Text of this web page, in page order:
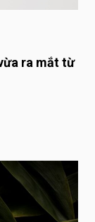
ra mắt từ